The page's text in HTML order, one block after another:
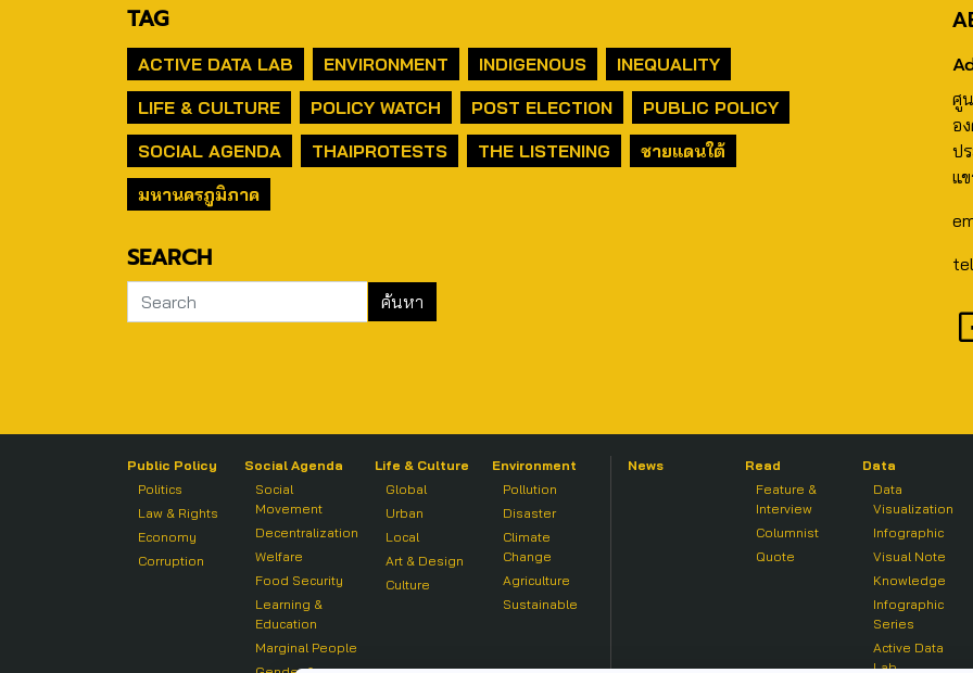
TAG
ACTIVE DATA LAB ENVIRONMENT INDIGENOUS
INEQUALITY
LIFE & CULTURE
POLICY WATCH POST ELECTION
PUBLIC POLICY
SOCIAL AGENDA
THAIPROTESTS THE LISTENING
ชายแดนใต้
มหานครภูมิภาค
SEARCH
ศู
อ
ป
แ
Public Policy
Politics
Law & Rights
Economy
Corruption
Social Agenda
Social
Movement
Decentralization
Welfare
Food Security
Learning &
Education
Marginal People
Life & Culture
Global
Urban
Local
Art & Design
Culture
Environment
Pollution
Disaster
Climate
Change
Agriculture
Sustainable
News
Read
Feature &
Interview
Columnist
Quote
Data
Data
Visualization
Infographic
Visual Note
Knowledge
Infographic
Series
Active Data
Lab